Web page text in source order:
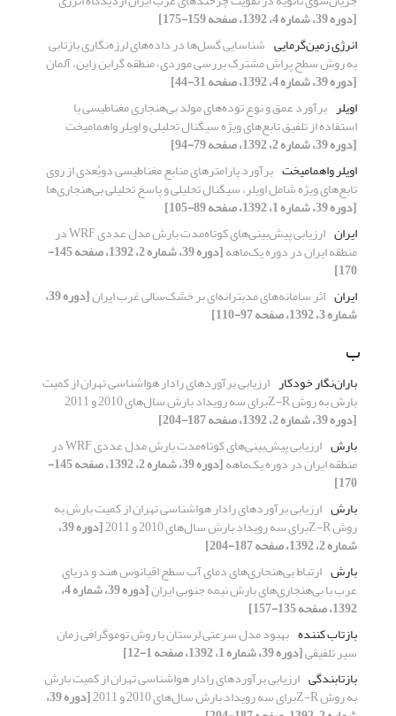
[دوره 39، شماره 4، 1392، صفحه 159-175]
انرژی زمین‌گرمایی شناسایی گسل‌ها در داده‌های لرزه‌نگاری بازتابی
به روش سطح پراش مشترک بررسی موردی، منطقه گرابن راین، آلمان
[دوره 39، شماره 4، 1392، صفحه 31-44]
اویلر برآورد عمق و نوع توده‌‌های مولد بی‌هنجاری مغناطیسی با
استفاده از تلفیق تابع‌های ویژه سیگنال تحلیلی و اویلر واهمامیخت
[دوره 39، شماره 2، 1392، صفحه 79-94]
اویلر واهمامیخت برآورد پارامترهای منابع مغناطیسی دوبُعدی از روی
تابع‌های ویژه شامل اویلر، سیگنال تحلیلی و پاسخ تحلیلی بی‌هنجاری‌ها
[دوره 39، شماره 1، 1392، صفحه 89-105]
ایران
ارزیابی پیش‌بینی‌‌های کوتاه‌مدت بارش مدل عددی WRF در
منطقه ایران در دوره یک‌ماهه [دوره 39، شماره 2، 1392، صفحه 145-
170]
ایران اثر سامانه‌‌های مدیترانه‌‌ای بر خشک‌سالی غرب ایران [دوره 39،
شماره 3، 1392، صفحه 97-110]
ب
باران‌نگار خودکار ارزیابی برآوردهای رادار هواشناسی تهران از کمیت
بارش به روش Z-Rبرای سه رویداد بارش سال‌های 2010 و 2011
[دوره 39، شماره 2، 1392، صفحه 187-204]
بارش
ارزیابی پیش‌بینی‌‌های کوتاه‌مدت بارش مدل عددی WRF در
منطقه ایران در دوره یک‌ماهه [دوره 39، شماره 2، 1392، صفحه 145-
170]
بارش ارزیابی برآوردهای رادار هواشناسی تهران از کمیت بارش به
روش Z-Rبرای سه رویداد بارش سال‌های 2010 و 2011 [دوره 39،
شماره 2، 1392، صفحه 187-204]
بارش ارتباط بی‌هنجاری‌های دمای آب سطح اقیانوس هند و دریای
عرب با بی‌هنجاری‌های بارش نیمه جنوبی ایران [دوره 39، شماره 4،
1392، صفحه 135-157]
بازتاب کننده بهبود مدل سرعتی لرستان با روش توموگرافی زمان
سیر تلفیقی[دوره 39، شماره 1، 1392، صفحه 1-12]
بازتابندگی ارزیابی برآوردهای رادار هواشناسی تهران از کمیت بارش
به روش Z-Rبرای سه رویداد بارش سال‌های 2010 و 2011 [دوره 39،